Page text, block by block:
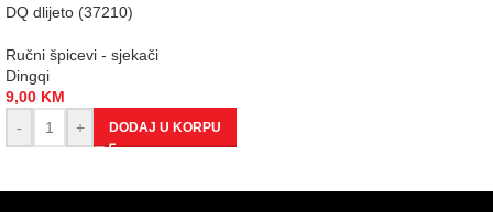
DQ dlijeto (37210)
Ručni špicevi - sjekači
Dingqi
9,00 KM
-
+ DODAJ U KORPU